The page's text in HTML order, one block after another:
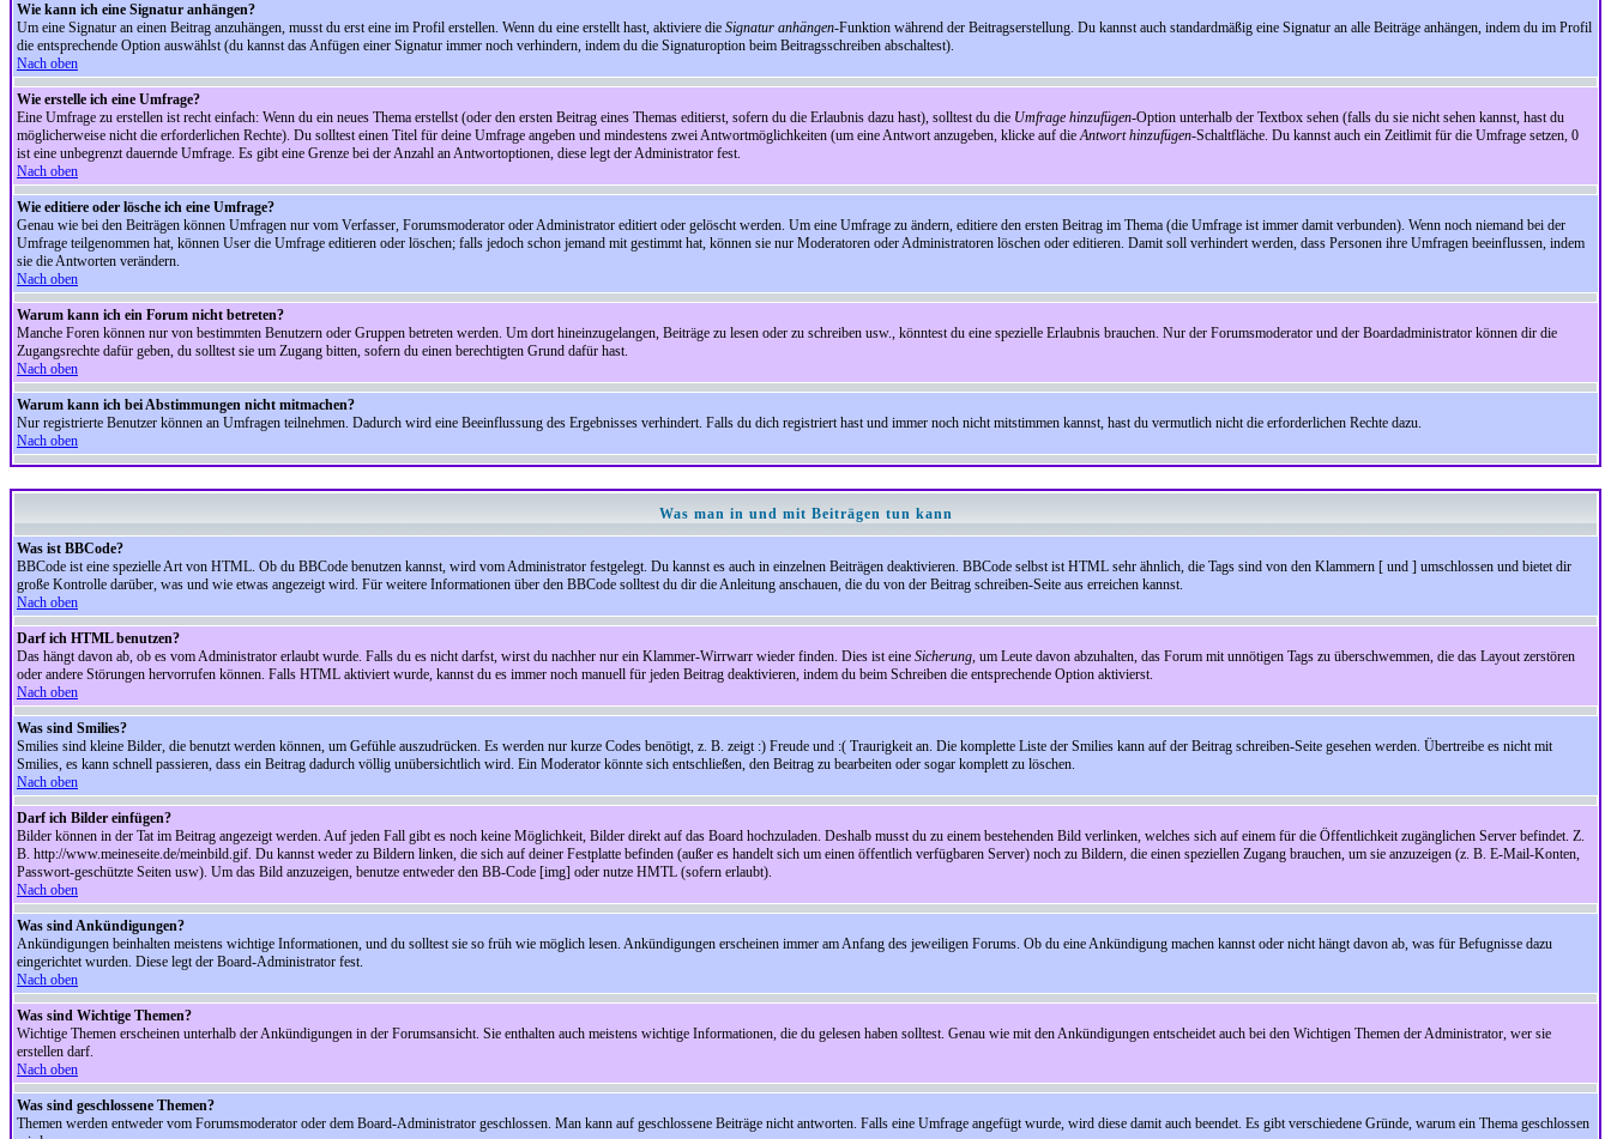
Wie kann ich eine Signatur anhängen?
Um eine Signatur an einen Beitrag anzuhängen, musst du erst eine im Profil erstellen. Wenn du eine erstellt hast, aktiviere die Signatur anhängen-Funktion während der Beitragserstellung. Du kannst auch standardmäßig eine Signatur an alle Beiträge anhängen, indem du im Profil
die entsprechende Option auswählst (du kannst das Anfügen einer Signatur immer noch verhindern, indem du die Signaturoption beim Beitragsschreiben abschaltest).
Nach oben
Wie erstelle ich eine Umfrage?
Eine Umfrage zu erstellen ist recht einfach: Wenn du ein neues Thema erstellst (oder den ersten Beitrag eines Themas editierst, sofern du die Erlaubnis dazu hast), solltest du die Umfrage hinzufügen-Option unterhalb der Textbox sehen (falls du sie nicht sehen kannst, hast du
möglicherweise nicht die erforderlichen Rechte). Du solltest einen Titel für deine Umfrage angeben und mindestens zwei Antwortmöglichkeiten (um eine Antwort anzugeben, klicke auf dieAntwort hinzufügen-Schaltfläche. Du kannst auch ein Zeitlimit für die Umfrage setzen, 0
ist eine unbegrenzt dauernde Umfrage. Es gibt eine Grenze bei der Anzahl an Antwortoptionen, diese legt der Administrator fest.
Nach oben
Wie editiere oder lösche ich eine Umfrage?
Genau wie bei den Beiträgen können Umfragen nur vom Verfasser, Forumsmoderator oder Administrator editiert oder gelöscht werden. Um eine Umfrage zu ändern, editiere den ersten Beitrag im Thema (die Umfrage ist immer damit verbunden). Wenn noch niemand bei der
Umfrage teilgenommen hat, können User die Umfrage editieren oder löschen; falls jedoch schon jemand mit gestimmt hat, können sie nur Moderatoren oder Administratoren löschen oder editieren. Damit soll verhindert werden, dass Personen ihre Umfragen beeinflussen, indem
sie die Antworten verändern.
Nach oben
Warum kann ich ein Forum nicht betreten?
Manche Foren können nur von bestimmten Benutzern oder Gruppen betreten werden. Um dort hineinzugelangen, Beiträge zu lesen oder zu schreiben usw., könntest du eine spezielle Erlaubnis brauchen. Nur der Forumsmoderator und der Boardadministrator können dir die
Zugangsrechte dafür geben, du solltest sie um Zugang bitten, sofern du einen berechtigten Grund dafür hast.
Nach oben
Warum kann ich bei Abstimmungen nicht mitmachen?
Nur registrierte Benutzer können an Umfragen teilnehmen. Dadurch wird eine Beeinflussung des Ergebnisses verhindert. Falls du dich registriert hast und immer noch nicht mitstimmen kannst, hast du vermutlich nicht die erforderlichen Rechte dazu.
Nach oben
Was man in und mit Beiträgen tun kann
Was ist BBCode?
BBCode ist eine spezielle Art von HTML. Ob du BBCode benutzen kannst, wird vom Administrator festgelegt. Du kannst es auch in einzelnen Beiträgen deaktivieren. BBCode selbst ist HTML sehr ähnlich, die Tags sind von den Klammern [ und ] umschlossen und bietet dir
große Kontrolle darüber, was und wie etwas angezeigt wird. Für weitere Informationen über den BBCode solltest du dir die Anleitung anschauen, die du von der Beitrag schreiben-Seite aus erreichen kannst.
Nach oben
Darf ich HTML benutzen?
Das hängt davon ab, ob es vom Administrator erlaubt wurde. Falls du es nicht darfst, wirst du nachher nur ein Klammer-Wirrwarr wieder finden. Dies ist eine Sicherung, um Leute davon abzuhalten, das Forum mit unnötigen Tags zu überschwemmen, die das Layout zerstören
oder andere Störungen hervorrufen können. Falls HTML aktiviert wurde, kannst du es immer noch manuell für jeden Beitrag deaktivieren, indem du beim Schreiben die entsprechende Option aktivierst.
Nach oben
Was sind Smilies?
Smilies sind kleine Bilder, die benutzt werden können, um Gefühle auszudrücken. Es werden nur kurze Codes benötigt, z. B. zeigt :) Freude und :( Traurigkeit an. Die komplette Liste der Smilies kann auf der Beitrag schreiben-Seite gesehen werden. Übertreibe es nicht mit
Smilies, es kann schnell passieren, dass ein Beitrag dadurch völlig unübersichtlich wird. Ein Moderator könnte sich entschließen, den Beitrag zu bearbeiten oder sogar komplett zu löschen.
Nach oben
Darf ich Bilder einfügen?
Bilder können in der Tat im Beitrag angezeigt werden. Auf jeden Fall gibt es noch keine Möglichkeit, Bilder direkt auf das Board hochzuladen. Deshalb musst du zu einem bestehenden Bild verlinken, welches sich auf einem für die Öffentlichkeit zugänglichen Server befindet. Z.
B. http://www.meineseite.de/meinbild.gif. Du kannst weder zu Bildern linken, die sich auf deiner Festplatte befinden (außer es handelt sich um einen öffentlich verfügbaren Server) noch zu Bildern, die einen speziellen Zugang brauchen, um sie anzuzeigen (z. B. E-Mail-Konten,
Passwort-geschützte Seiten usw). Um das Bild anzuzeigen, benutze entweder den BB-Code [img] oder nutze HMTL (sofern erlaubt).
Nach oben
Was sind Ankündigungen?
Ankündigungen beinhalten meistens wichtige Informationen, und du solltest sie so früh wie möglich lesen. Ankündigungen erscheinen immer am Anfang des jeweiligen Forums. Ob du eine Ankündigung machen kannst oder nicht hängt davon ab, was für Befugnisse dazu
eingerichtet wurden. Diese legt der Board-Administrator fest.
Nach oben
Was sind Wichtige Themen?
Wichtige Themen erscheinen unterhalb der Ankündigungen in der Forumsansicht. Sie enthalten auch meistens wichtige Informationen, die du gelesen haben solltest. Genau wie mit den Ankündigungen entscheidet auch bei den Wichtigen Themen der Administrator, wer sie
erstellen darf.
Nach oben
Was sind geschlossene Themen?
Themen werden entweder vom Forumsmoderator oder dem Board-Administrator geschlossen. Man kann auf geschlossene Beiträge nicht antworten. Falls eine Umfrage angefügt wurde, wird diese damit auch beendet. Es gibt verschiedene Gründe, warum ein Thema geschlossen